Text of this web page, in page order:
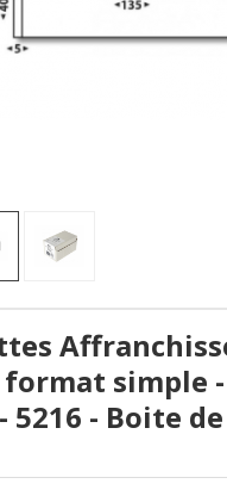
format simple
5216 - Boite